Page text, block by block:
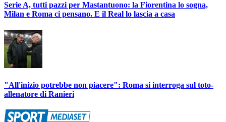
Serie A, tutti pazzi per Mastantuono: la Fiorentina lo sogna,
Milan e Roma ci pensano. E il Real lo lascia a casa
"All'inizio potrebbe non piacere": Roma si interroga sul toto-
allenatore di Ranieri